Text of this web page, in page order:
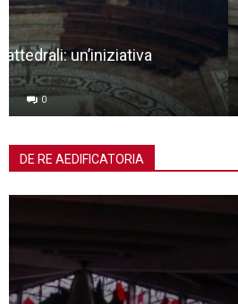
Workshop canPo: dalla natura
al luogo di meditazione
Redazione 19 Novembre 2018
DE RE AEDIFICATORIA